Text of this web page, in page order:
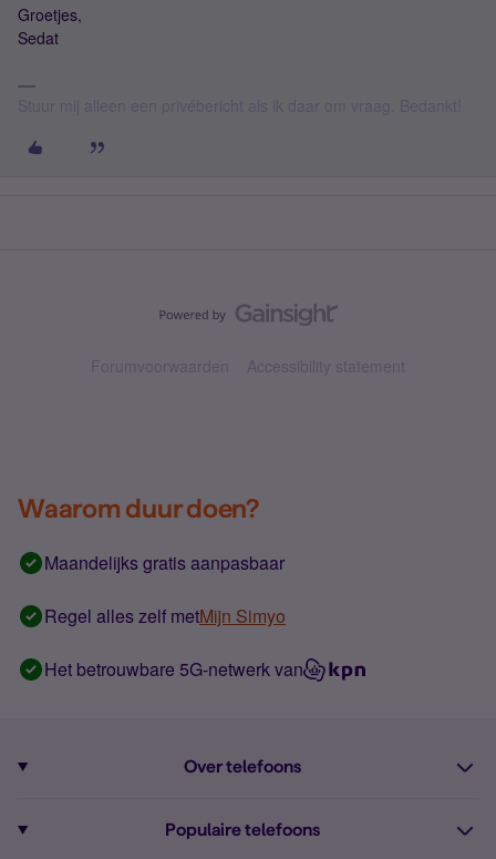
Groetjes,
Sedat
Forumvoorwaarden Accessibility statement
Waarom duur doen?
Maandelijks gratis aanpasbaar
Regel alles zelf metMijn Simyo
Het betrouwbare 5G-netwerk van
Over telefoons
Populaire telefoons